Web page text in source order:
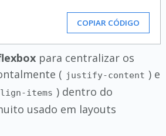
COPIAR CÓDIGO
para centralizar os
( justify-content ) e
items ) dentro do
usado em layouts